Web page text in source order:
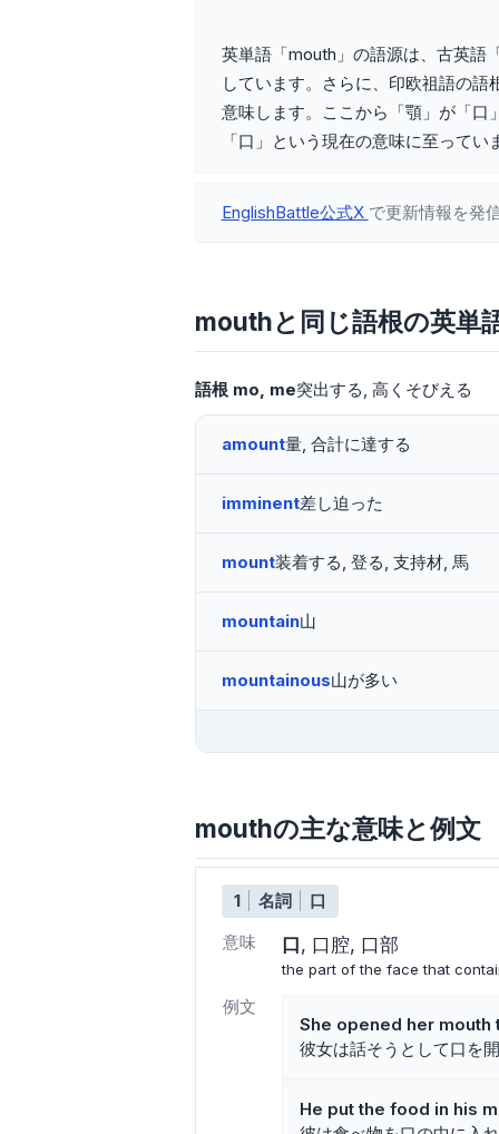
英単語「mouth」の語源は、古英語
しています。さらに、印欧祖語の
意味します。ここから「顎」が「口
「口」という現在の意味に至ってい
EnglishBattle公式X で更新情報を発
mouthと同じ語根の英単
語根 mo me突出する 高くそびえる
amount量, 合計に達する
imminent差し迫った
mount装着する, 登る, 支持材, 馬
mountain山
mountainous山が多い
mouthの主な意味と例文
1 名詞
口
意味
口 口腔 口部
the part of the face that
例文
She opened her mouth
彼女は話そうとして口を開
He put the food in his